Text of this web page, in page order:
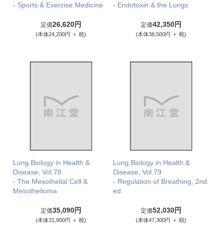
- Sports & Exercise Medicine
定価26,620円
(本体24,200円 ＋ 税)
- Endotoxin & the Lungs
定価42,350円
(本体38,500円 ＋ 税)
Lung Biology in Health &
Disease, Vol.78
- The Mesothelial Cell &
Mesothelioma
定価35,090円
(本体31,900円 ＋ 税)
Lung Biology in Health &
Disease, Vol.79
- Regulation of Breathing, 2nd
ed.
定価52,030円
(本体47,300円 ＋ 税)